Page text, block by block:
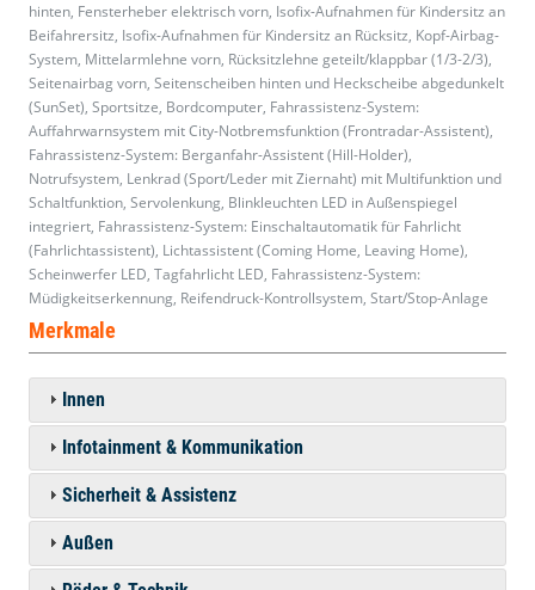
hinten, Fensterheber elektrisch vorn, Isofix-Aufnahmen für Kindersitz an
Beifahrersitz, Isofix-Aufnahmen für Kindersitz an Rücksitz, Kopf-Airbag-
System, Mittelarmlehne vorn, Rücksitzlehne geteilt/klappbar (1/3-2/3),
Seitenairbag vorn, Seitenscheiben hinten und Heckscheibe abgedunkelt
(SunSet), Sportsitze, Bordcomputer, Fahrassistenz-System:
Auffahrwarnsystem mit City-Notbremsfunktion (Frontradar-Assistent),
Fahrassistenz-System: Berganfahr-Assistent (Hill-Holder),
Notrufsystem, Lenkrad (Sport/Leder mit Ziernaht) mit Multifunktion und
Schaltfunktion, Servolenkung, Blinkleuchten LED in Außenspiegel
integriert, Fahrassistenz-System: Einschaltautomatik für Fahrlicht
(Fahrlichtassistent), Lichtassistent (Coming Home, Leaving Home),
Scheinwerfer LED, Tagfahrlicht LED, Fahrassistenz-System:
Müdigkeitserkennung, Reifendruck-Kontrollsystem, Start/Stop-Anlage
Merkmale
Innen
Infotainment & Kommunikation
Sicherheit & Assistenz
Außen